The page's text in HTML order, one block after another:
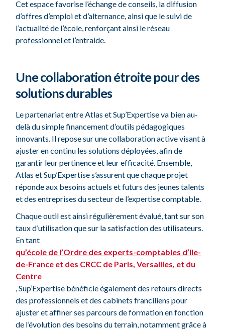
Cet espace favorise l’échange de conseils, la diffusion
d’offres d’emploi et d’alternance, ainsi que le suivi de
l’actualité de l’école, renforçant ainsi le réseau
professionnel et l’entraide.
Une collaboration étroite pour des
solutions durables
Le partenariat entre Atlas et Sup’Expertise va bien au-
delà du simple financement d’outils pédagogiques
innovants. Il repose sur une collaboration active visant à
ajuster en continu les solutions déployées, afin de
garantir leur pertinence et leur efficacité. Ensemble,
Atlas et Sup’Expertise s’assurent que chaque projet
réponde aux besoins actuels et futurs des jeunes talents
et des entreprises du secteur de l’expertise comptable.
Chaque outil est ainsi régulièrement évalué, tant sur son
taux d’utilisation que sur la satisfaction des utilisateurs.
En tant
qu’école de l’Ordre des experts-comptables d’Ile-
de-France et des CRCC de Paris, Versailles, et du
Centre
, Sup’Expertise bénéficie également des retours directs
des professionnels et des cabinets franciliens pour
ajuster et affiner ses parcours de formation en fonction
de l’évolution des besoins du terrain, notamment grâce à